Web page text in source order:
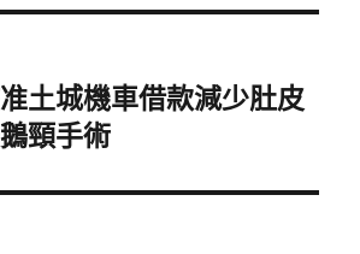
土城機車借款減少肚皮
頸手術